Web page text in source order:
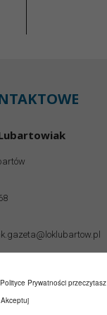
Prywatności przeczytasz
Akceptuj